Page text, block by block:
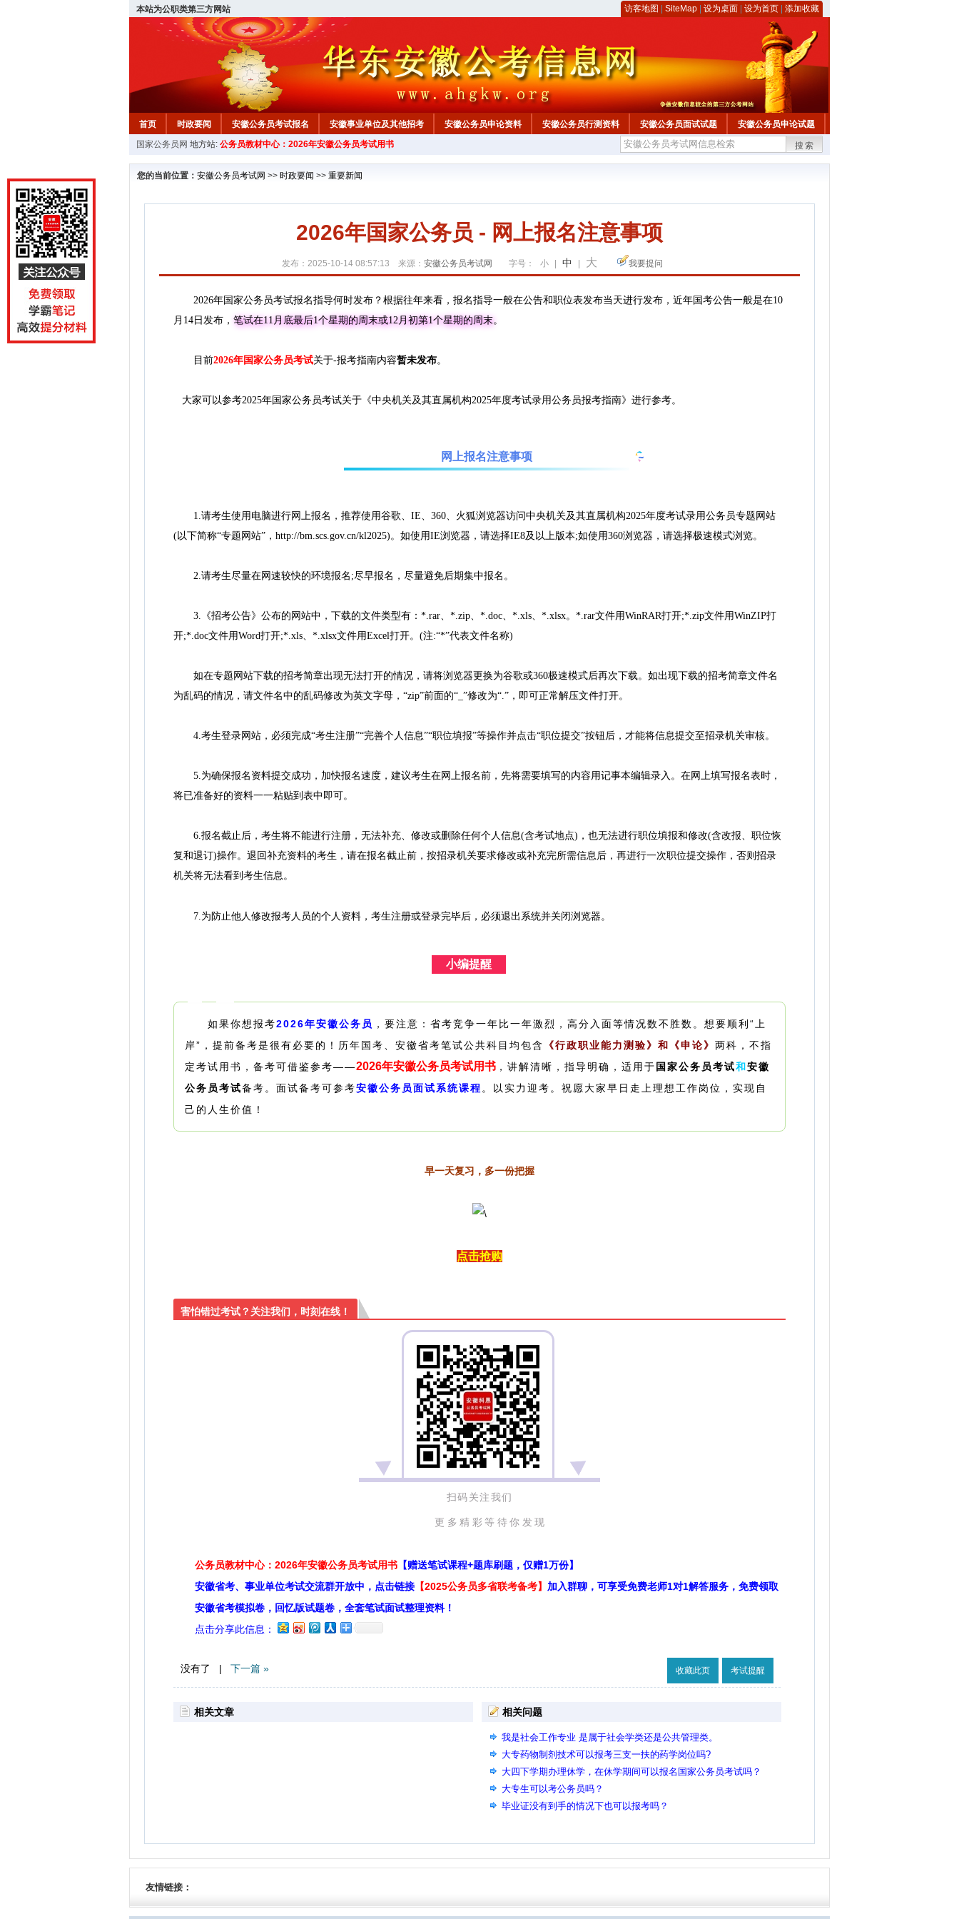
本站为公职类第三方网站 访客地图 SiteMap 设为桌面 设为首页 添加收藏
首页 时政要闻 安徽公务员考试报名 安徽事业单位及其他招考 安徽公务员申论资料 安徽公务员行测资料 安徽公务员面试试题 安徽公务员申论试题
安徽公务员行测试题 在线咨询 教材中心
国家公务员网 地方站: 公务员教材中心：2026年安徽公务员考试用书 搜索
您的当前位置： 安徽公务员考试网 >> 时政要闻 >> 重要新闻
2026年国家公务员 - 网上报名注意事项
发布：2025-10-14 08:57:13 来源： 安徽公务员考试网 字号： 小 中 大 我要提问
2026年国家公务员考试报名指导何时发布？根据往年来看，报名指导一般在公告和职位表发布当天进行发布，近年国考公告一般是在10
月14日发布， 笔试在11月底最后1个星期的周末或12月初第1个星期的周末。
目前2026年国家公务员考试关于-报考指南内容暂未发布。
大家可以参考2025年国家公务员考试关于《中央机关及其直属机构2025年度考试录用公务员报考指南》进行参考。
网上报名注意事项
1.请考生使用电脑进行网上报名，推荐使用谷歌、IE、360、火狐浏览器访问中央机关及其直属机构2025年度考试录用公务员专题网站
(以下简称“专题网站”，http://bm.scs.gov.cn/kl2025)。如使用IE浏览器，请选择IE8及以上版本;如使用360浏览器，请选择极速模式浏览。
2.请考生尽量在网速较快的环境报名;尽早报名，尽量避免后期集中报名。
3.《招考公告》公布的网站中，下载的文件类型有：*.rar、*.zip、*.doc、*.xls、*.xlsx。*.rar文件用WinRAR打开;*.zip文件用WinZIP打
开;*.doc文件用Word打开;*.xls、*.xlsx文件用Excel打开。(注:“*”代表文件名称)
如在专题网站下载的招考简章出现无法打开的情况，请将浏览器更换为谷歌或360极速模式后再次下载。如出现下载的招考简章文件名
为乱码的情况，请文件名中的乱码修改为英文字母，“zip”前面的“_”修改为“.”，即可正常解压文件打开。
4.考生登录网站，必须完成“考生注册”“完善个人信息”“职位填报”等操作并点击“职位提交”按钮后，才能将信息提交至招录机关审核。
5.为确保报名资料提交成功，加快报名速度，建议考生在网上报名前，先将需要填写的内容用记事本编辑录入。在网上填写报名表时，
将已准备好的资料一一粘贴到表中即可。
6.报名截止后，考生将不能进行注册，无法补充、修改或删除任何个人信息(含考试地点)，也无法进行职位填报和修改(含改报、职位恢
复和退订)操作。退回补充资料的考生，请在报名截止前，按招录机关要求修改或补充完所需信息后，再进行一次职位提交操作，否则招录
机关将无法看到考生信息。
7.为防止他人修改报考人员的个人资料，考生注册或登录完毕后，必须退出系统并关闭浏览器。
小编提醒
如果你想报考2026年安徽公务员 ，要注意：省考竞争一年比一年激烈，高分入面等情况数不胜数。 想要顺利“上
岸”，提前备考是很有必要的！
历年国考、安徽省考笔试公共科目均包含 《行政职业能力测验》和《申论》 两科，不指
定考试用书，备考可借鉴参考——2026年安徽公务员考试用书 ，讲解清晰，指导明确，适用于 国家公务员考试和安徽
公务员考试备考。面试备考可参考安徽公务员面试系统课程 。
以实力迎考。祝愿大家早日走上理想工作岗位，实现自
己的人生价值！
早一天复习，多一份把握
点击抢购
害怕错过考试？关注我们，时刻在线！
扫码关注我们
更多精彩等待你发现
公务员教材中心：2026年安徽公务员考试用书 【赠送笔试课程+题库刷题，仅赠1万份】
安徽省考、事业单位考试交流群开放中，点击链接 【2025公务员多省联考备考】 加入群聊，可享受免费老师1对1解答服务，免费领取
安徽省考模拟卷，回忆版试题卷，全套笔试面试整理资料！
点击分享此信息：
没有了 | 下一篇 » 收藏此页 考试提醒
相关文章 相关问题
我是社会工作专业 是属于社会学类还是公共管理类。
大专药物制剂技术可以报考三支一扶的药学岗位吗?
大四下学期办理休学，在休学期间可以报名国家公务员考试吗？
大专生可以考公务员吗？
毕业证没有到手的情况下也可以报考吗？
友情链接：